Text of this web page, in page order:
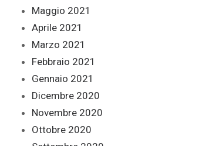
Maggio 2021
Aprile 2021
Marzo 2021
Febbraio 2021
Gennaio 2021
Dicembre 2020
Novembre 2020
Ottobre 2020